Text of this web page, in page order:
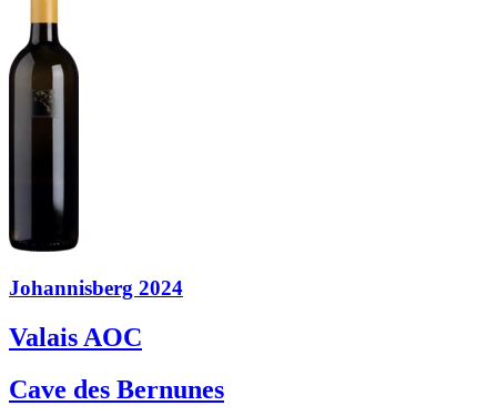
Johannisberg 2024
Valais AOC
Cave des Bernunes